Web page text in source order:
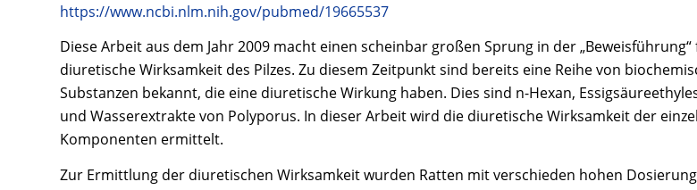
https://www.ncbi.nlm.nih.gov/pubmed/19665537
Diese Arbeit aus dem Jahr 2009 macht einen scheinbar großen Sprung in der
diuretische Wirksamkeit des Pilzes. Zu diesem Zeitpunkt sind bereits eine Reihe von
Substanzen bekannt, die eine diuretische Wirkung haben. Dies sind n-Hexan,
und Wasserextrakte von Polyporus. In dieser Arbeit wird die diuretische Wirksamkeit der
Komponenten ermittelt.
Zur Ermittlung der diuretischen Wirksamkeit wurden Ratten mit verschieden hohen